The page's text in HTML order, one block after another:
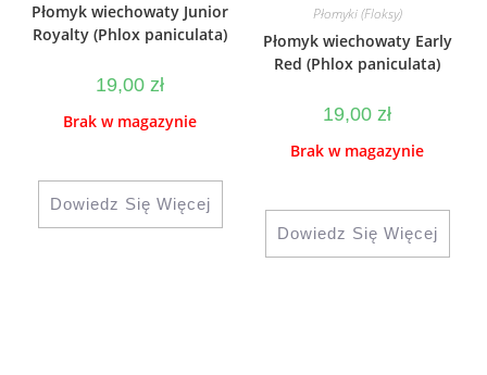
Płomyk wiechowaty Junior
Royalty (Phlox paniculata)
19,00 zł
Brak w magazynie
Dowiedz Się Więcej
Płomyki (Floksy)
Płomyk wiechowaty Early
Red (Phlox paniculata)
19,00 zł
Brak w magazynie
Dowiedz Się Więcej